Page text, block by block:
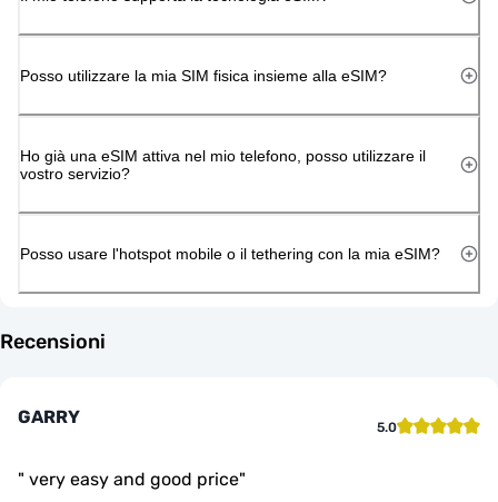
Posso utilizzare la mia SIM fisica insieme alla eSIM?
Ho già una eSIM attiva nel mio telefono, posso utilizzare il
vostro servizio?
Posso usare l'hotspot mobile o il tethering con la mia eSIM?
Recensioni
GARRY 5.0
" very easy and good price"